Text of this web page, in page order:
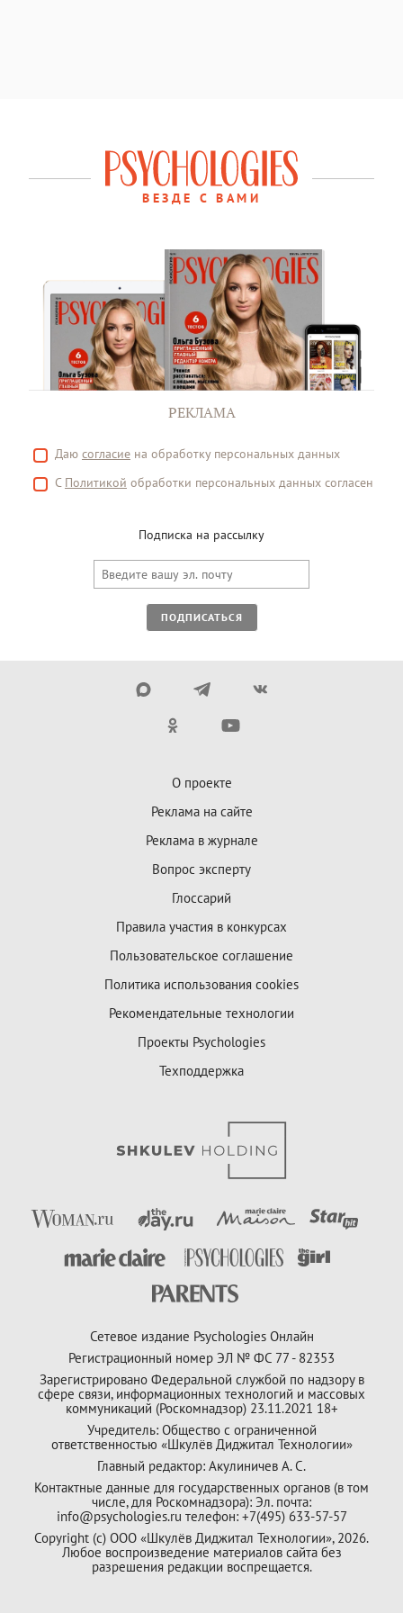
ВЕЗДЕ С ВАМИ
РЕКЛАМА
Даю согласие на обработку персональных данных
С Политикой обработки персональных данных согласен
Подписка на рассылку
ПОДПИСАТЬСЯ
О проекте
Реклама на сайте
Реклама в журнале
Вопрос эксперту
Глоссарий
Правила участия в конкурсах
Пользовательское соглашение
Политика использования cookies
Рекомендательные технологии
Проекты Psychologies
Техподдержка
Сетевое издание Psychologies Онлайн
Регистрационный номер ЭЛ № ФС 77 - 82353
Зарегистрировано Федеральной службой по надзору в
сфере связи, информационных технологий и массовых
коммуникаций (Роскомнадзор) 23.11.2021 18+
Учредитель: Общество с ограниченной
ответственностью «Шкулёв Диджитал Технологии»
Главный редактор: Акулиничев А. С.
Контактные данные для государственных органов (в том
числе, для Роскомнадзора): Эл. почта:
info@psychologies.ru телефон: +7(495) 633-57-57
Copyright (с) ООО «Шкулёв Диджитал Технологии», 2026.
Любое воспроизведение материалов сайта без
разрешения редакции воспрещается.